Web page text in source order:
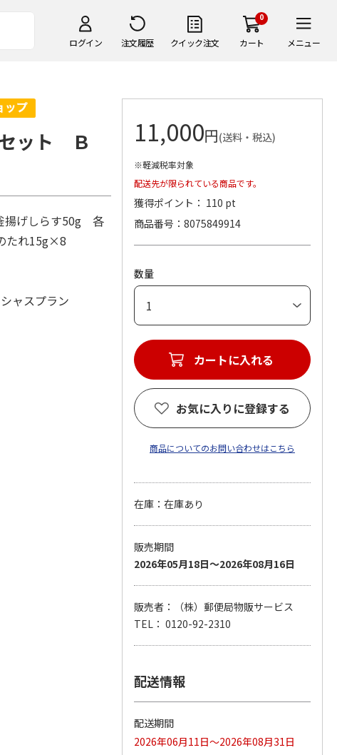
ログイン 注文履歴 クイック注文
0
カート メニュー
手】グリーティング
円…
5,500円
(送料別) (送料別)
ット Ｂ
揚げしらす50g 各
たれ15g×8
ャスプラン
11,000円(送料・税込)
※軽減税率対象
配送先が限られている商品です。
獲得ポイント： 110 pt
商品番号
8075849914
数量
カートに入れる
お気に入りに登録する
商品についてのお問い合わせはこちら
在庫：在庫あり
販売期間
2026年05月18日～2026年08月16日
販売者：（株）郵便局物販サービス
TEL： 0120-92-2310
配送情報
配送期間
2026年06月11日～2026年08月31日